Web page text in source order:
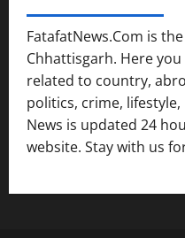
FatafatNews.Com is
Chhattisgarh. Here
related to country,
politics, crime,
News is updated 24
website. Stay with us